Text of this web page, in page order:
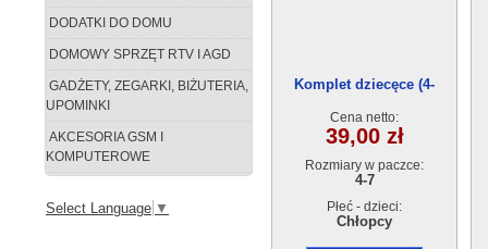
DODATKI DO DOMU
DOMOWY SPRZĘT RTV I AGD
GADŻETY, ZEGARKI, BIŻUTERIA,
UPOMINKI
AKCESORIA GSM I
KOMPUTEROWE
Select Language ▼
Komplet dziecęce (4-
Cena netto:
39,00 zł
Rozmiary w paczce:
4-7
Płeć - dzieci:
Chłopcy